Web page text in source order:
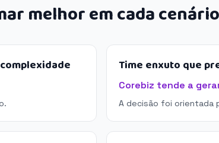
melhor em cada cenário
Time enxuto que
Corebiz tende a
A decisão foi orientada